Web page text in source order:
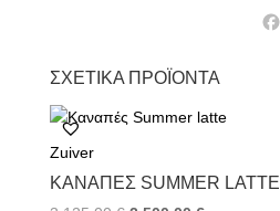
ΣΧΕΤΙΚΆ ΠΡΟΪΌΝΤΑ
Zuiver
ΚΑΝΑΠΈΣ SUMMER LATTE